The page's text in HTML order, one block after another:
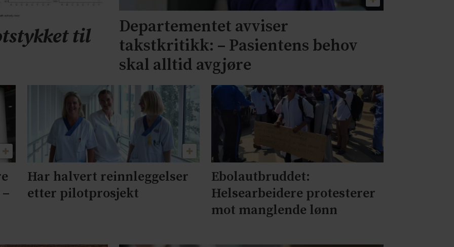
til
Departementet avviser
takstkritikk: – Pasientens behov
skal alltid avgjøre
Har halvert reinnleggelser
etter pilotprosjekt
Ebolautbruddet:
Helsearbeidere protesterer
mot manglende lønn